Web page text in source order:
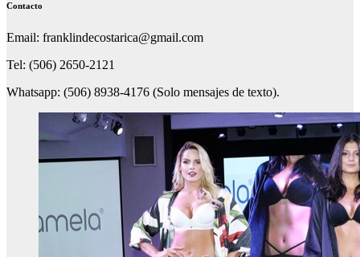
Contacto
Email: franklindecostarica@gmail.com
Tel: (506) 2650-2121
Whatsapp: (506) 8938-4176 (Solo mensajes de texto).